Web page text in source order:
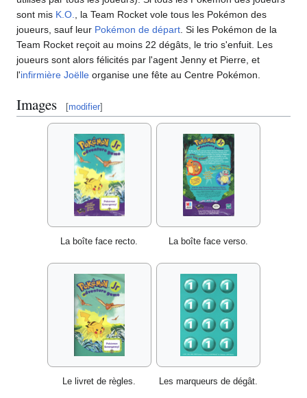
sont mis K.O.
, la Team Rocket vole tous les Pokémon des
joueurs, sauf leur Pokémon de départ . Si les Pokémon de la
Team Rocket reçoit au moins 22 dégâts, le trio s'enfuit. Les
joueurs sont alors félicités par l'agent Jenny et Pierre, et
l'infirmière Joëlle organise une fête au Centre Pokémon.
Images [modifier]
La boîte face recto. La boîte face verso.
Le livret de règles. Les marqueurs de dégât.